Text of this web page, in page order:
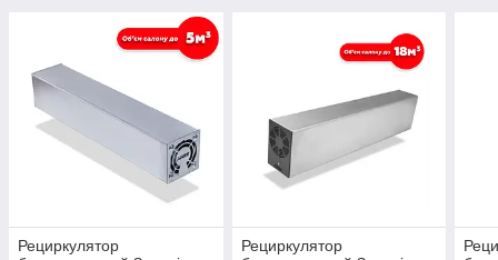
Рециркулятор
Рециркулятор